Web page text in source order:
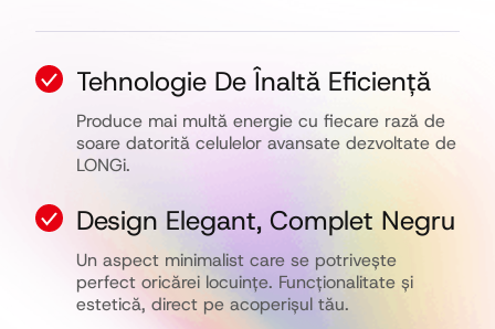
Tehnologie De Înaltă Eficiență
Produce mai multă energie cu fiecare rază de
soare datorită celulelor avansate dezvoltate de
LONGi.
Design Elegant, Complet Negru
Un aspect minimalist care se potrivește
perfect oricărei locuințe. Funcționalitate și
estetică, direct pe acoperișul tău.